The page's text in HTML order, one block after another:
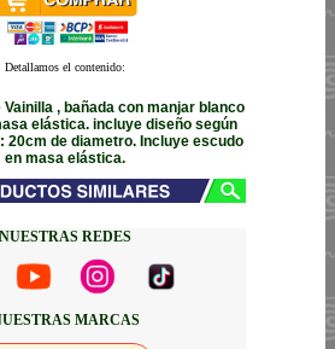
Detallamos el contenido:
Vainilla , bañada con manjar blanco
elástica. incluye diseño según
20cm de diametro. Incluye escudo
en masa elástica.
NUESTRAS REDES
MARCAS